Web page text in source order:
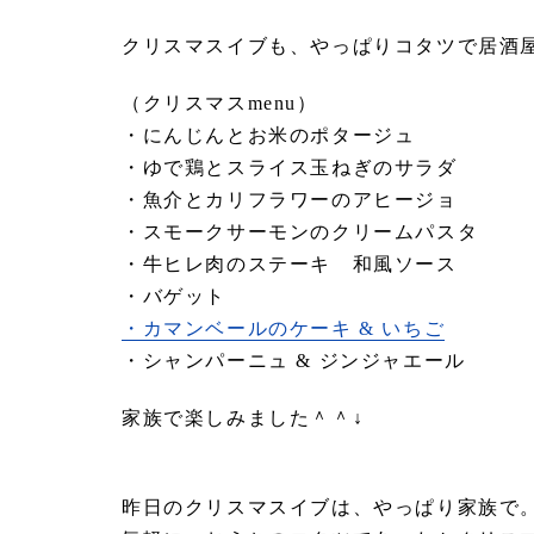
クリスマスイブも、やっぱりコタツで居酒
（クリスマスmenu）
・にんじんとお米のポタージュ
・ゆで鶏とスライス玉ねぎのサラダ
・魚介とカリフラワーのアヒージョ
・スモークサーモンのクリームパスタ
・牛ヒレ肉のステーキ 和風ソース
・バゲット
・カマンベールのケーキ & いちご
・シャンパーニュ & ジンジャエール
家族で楽しみました＾＾↓
昨日のクリスマスイブは、やっぱり家族で。